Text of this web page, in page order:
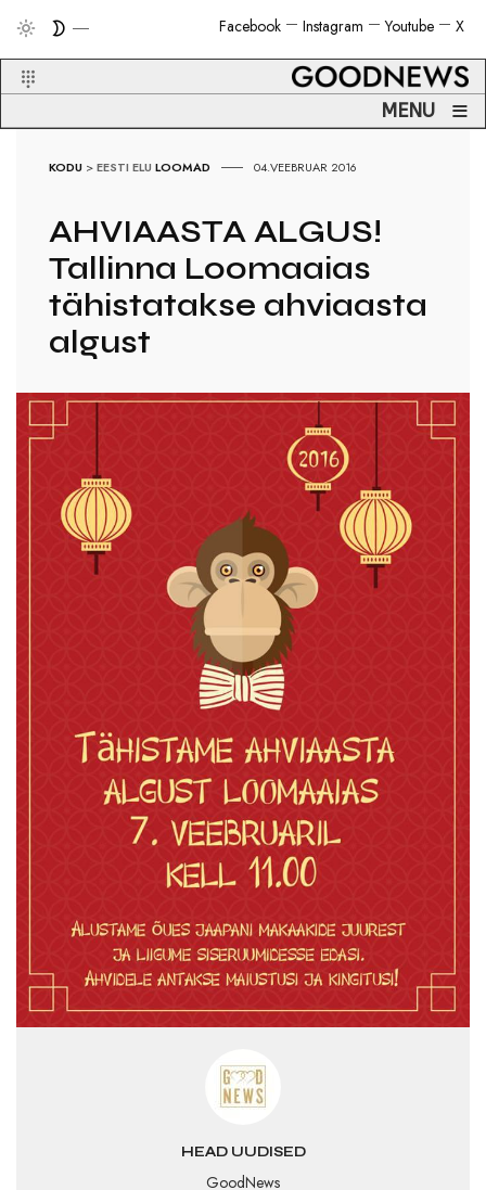
X
Youtube
Instagram
Facebook
MENU ≡
KODU >EESTI ELU LOOMAD 04.VEEBRUAR 2016
AHVIAASTA ALGUS!
Tallinna Loomaaias
tähistatakse ahviaasta
algust
HEAD UUDISED
GoodNews